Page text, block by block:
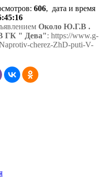
: 606, дата и время
Около Ю.Г.В .
ГК " Дева": https://www.g-
cherez-ZhD-puti-V-